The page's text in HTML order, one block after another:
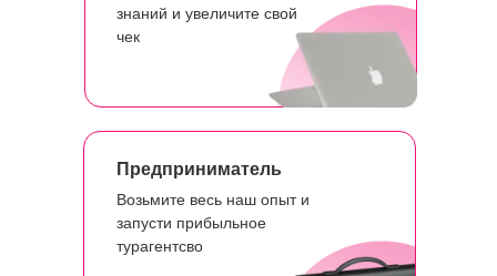
знаний и увеличите свой
чек
Предприниматель
Возьмите весь наш опыт и
запусти прибыльное
турагентсво